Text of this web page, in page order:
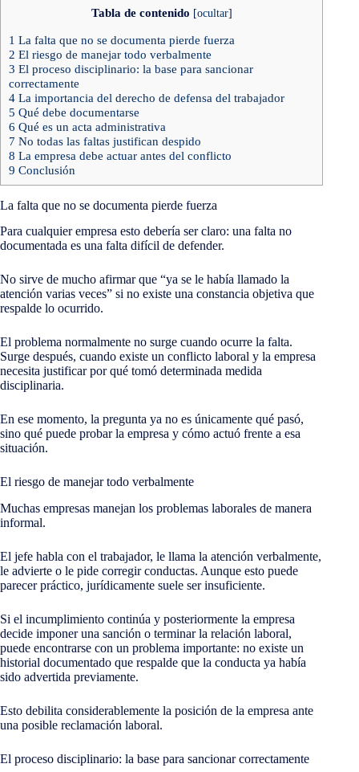
Tabla de contenido [ocultar]
1 La falta que no se documenta pierde fuerza
2 El riesgo de manejar todo verbalmente
3 El proceso disciplinario: la base para sancionar
correctamente
4 La importancia del derecho de defensa del trabajador
5 Qué debe documentarse
6 Qué es un acta administrativa
7 No todas las faltas justifican despido
8 La empresa debe actuar antes del conflicto
9 Conclusión
La falta que no se documenta pierde fuerza
Para cualquier empresa esto debería ser claro: una falta no
documentada es una falta difícil de defender.
No sirve de mucho afirmar que “ya se le había llamado la
atención varias veces” si no existe una constancia objetiva que
respalde lo ocurrido.
El problema normalmente no surge cuando ocurre la falta.
Surge después, cuando existe un conflicto laboral y la empresa
necesita justificar por qué tomó determinada medida
disciplinaria.
En ese momento, la pregunta ya no es únicamente qué pasó,
sino qué puede probar la empresa y cómo actuó frente a esa
situación.
El riesgo de manejar todo verbalmente
Muchas empresas manejan los problemas laborales de manera
informal.
El jefe habla con el trabajador, le llama la atención verbalmente,
le advierte o le pide corregir conductas. Aunque esto puede
parecer práctico, jurídicamente suele ser insuficiente.
Si el incumplimiento continúa y posteriormente la empresa
decide imponer una sanción o terminar la relación laboral,
puede encontrarse con un problema importante: no existe un
historial documentado que respalde que la conducta ya había
sido advertida previamente.
Esto debilita considerablemente la posición de la empresa ante
una posible reclamación laboral.
El proceso disciplinario: la base para sancionar correctamente